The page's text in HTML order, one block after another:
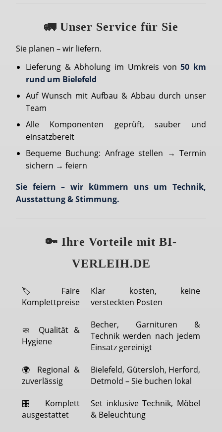
🚛 Unser Service für Sie
Sie planen – wir liefern.
Lieferung & Abholung im Umkreis von50 km
rund um Bielefeld
Auf Wunsch mit Aufbau & Abbau durch unser
Team
Alle Komponenten geprüft, sauber und
einsatzbereit
Bequeme Buchung: Anfrage stellen → Termin
sichern → feiern
Sie feiern – wir kümmern uns um Technik,
Ausstattung & Stimmung.
🔑 Ihre Vorteile mit BI-
VERLEIH.DE
🏷️ Faire
Komplettpreise
Klar kosten, keine
versteckten Posten
🧼 Qualität &
Hygiene
Becher, Garnituren &
Technik werden nach jedem
Einsatz gereinigt
🌍 Regional &
zuverlässig
Bielefeld, Gütersloh, Herford,
Detmold – Sie buchen lokal
🎛️ Komplett
ausgestattet
Set inklusive Technik, Möbel
& Beleuchtung